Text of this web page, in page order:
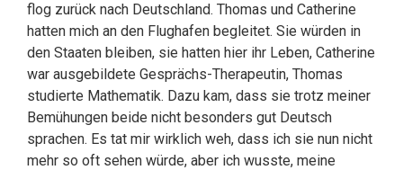
flog zurück nach Deutschland. Thomas und Catherine
hatten mich an den Flughafen begleitet. Sie würden in
den Staaten bleiben, sie hatten hier ihr Leben, Catherine
war ausgebildete Gesprächs-Therapeutin, Thomas
studierte Mathematik. Dazu kam, dass sie trotz meiner
Bemühungen beide nicht besonders gut Deutsch
sprachen. Es tat mir wirklich weh, dass ich sie nun nicht
mehr so oft sehen würde, aber ich wusste, meine